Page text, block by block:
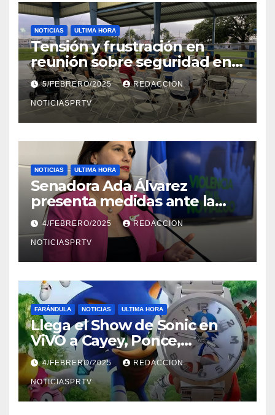
NOTICIAS ULTIMA HORA
Tensión y frustración en
reunión sobre seguridad en
Reparto Metropolitano
5/FEBRERO/2025 REDACCION
NOTICIASPRTV
NOTICIAS ULTIMA HORA
Senadora Ada Álvarez
presenta medidas ante la
violencia en el noviazgo
4/FEBRERO/2025 REDACCION
NOTICIASPRTV
FARÁNDULA NOTICIAS ULTIMA HORA
Llega el Show de Sonic en
ViVO a Cayey, Ponce,
Barceloneta y Humacao,
Relojes gratis para el que
compre ahora….
4/FEBRERO/2025 REDACCION
NOTICIASPRTV